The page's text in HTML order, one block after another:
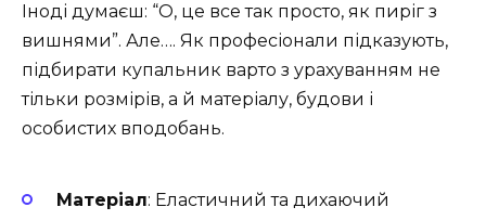
Іноді думаєш: “О, це все так просто, як пиріг з
вишнями”. Але…. Як професіонали підказують,
підбирати купальник варто з урахуванням не
тільки розмірів, а й матеріалу, будови і
особистих вподобань.
Матеріал: Еластичний та дихаючий